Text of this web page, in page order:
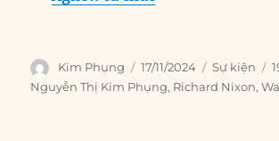
Author
Kim Phụng
Posted
on
17/11/2024 Categories
Sự kiện
Nguyễn Thị Kim Phụng, Richard Nixon,